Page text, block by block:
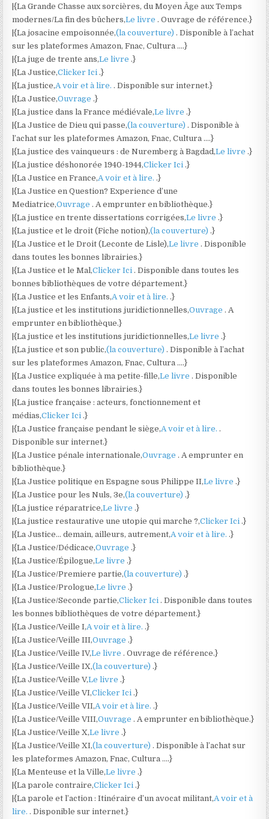
|{La Grande Chasse aux sorcières, du Moyen Âge aux Temps
modernes/La fin des bûchers,Le livre. Ouvrage de référence.}
|{La josacine empoisonnée,(la couverture). Disponible à l’achat
sur les plateformes Amazon, Fnac, Cultura ….}
|{La juge de trente ans,Le livre.}
|{La Justice,Clicker Ici.}
|{La justice,A voir et à lire.. Disponible sur internet.}
|{La Justice,Ouvrage.}
|{La justice dans la France médiévale,Le livre.}
|{La Justice de Dieu qui passe,(la couverture). Disponible à
l’achat sur les plateformes Amazon, Fnac, Cultura ….}
|{La justice des vainqueurs : de Nuremberg à Bagdad,Le livre.}
|{La justice déshonorée 1940-1944,Clicker Ici.}
|{La Justice en France,A voir et à lire..}
|{La Justice en Question? Experience d’une
Mediatrice,Ouvrage. A emprunter en bibliothèque.}
|{La justice en trente dissertations corrigées,Le livre.}
|{La justice et le droit (Fiche notion),(la couverture).}
|{La Justice et le Droit (Leconte de Lisle),Le livre. Disponible
dans toutes les bonnes librairies.}
|{La Justice et le Mal,Clicker Ici. Disponible dans toutes les
bonnes bibliothèques de votre département.}
|{La Justice et les Enfants,A voir et à lire..}
|{La justice et les institutions juridictionnelles,Ouvrage. A
emprunter en bibliothèque.}
|{La justice et les institutions juridictionnelles,Le livre.}
|{La justice et son public,(la couverture). Disponible à l’achat
sur les plateformes Amazon, Fnac, Cultura ….}
|{La Justice expliquée à ma petite-fille,Le livre. Disponible
dans toutes les bonnes librairies.}
|{La justice française : acteurs, fonctionnement et
médias,Clicker Ici.}
|{La Justice française pendant le siège,A voir et à lire..
Disponible sur internet.}
|{La Justice pénale internationale,Ouvrage. A emprunter en
bibliothèque.}
|{La Justice politique en Espagne sous Philippe II,Le livre.}
|{La Justice pour les Nuls, 3e,(la couverture).}
|{La justice réparatrice,Le livre.}
|{La justice restaurative une utopie qui marche ?,Clicker Ici.}
|{La Justice… demain, ailleurs, autrement,A voir et à lire..}
|{La Justice/Dédicace,Ouvrage.}
|{La Justice/Épilogue,Le livre.}
|{La Justice/Premiere partie,(la couverture).}
|{La Justice/Prologue,Le livre.}
|{La Justice/Seconde partie,Clicker Ici. Disponible dans toutes
les bonnes bibliothèques de votre département.}
|{La Justice/Veille I,A voir et à lire..}
|{La Justice/Veille III,Ouvrage.}
|{La Justice/Veille IV,Le livre. Ouvrage de référence.}
|{La Justice/Veille IX,(la couverture).}
|{La Justice/Veille V,Le livre.}
|{La Justice/Veille VI,Clicker Ici.}
|{La Justice/Veille VII,A voir et à lire..}
|{La Justice/Veille VIII,Ouvrage. A emprunter en bibliothèque.}
|{La Justice/Veille X,Le livre.}
|{La Justice/Veille XI,(la couverture). Disponible à l’achat sur
les plateformes Amazon, Fnac, Cultura ….}
|{La Menteuse et la Ville,Le livre.}
|{La parole contraire,Clicker Ici.}
|{La parole et l’action : Itinéraire d’un avocat militant,A voir et à
lire.. Disponible sur internet.}